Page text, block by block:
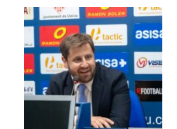
ó
l
e
i
d
a